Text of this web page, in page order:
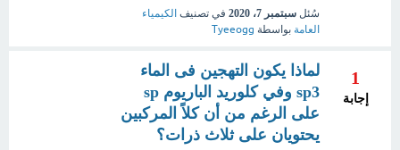
سُئل سبتمبر 7، 2020 في تصنيف الكيمياء
العامة بواسطة Tyeeogg
1
إجابة
لماذا يكون التهجين فى الماء
sp3 وفي كلوريد الباريوم sp
على الرغم من أن كلاً المركبين
يحتويان على ثلاث ذرات؟